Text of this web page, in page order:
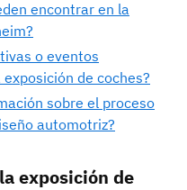
encontrar en la
o eventos
de coches?
sobre el proceso
automotriz?
exposición de